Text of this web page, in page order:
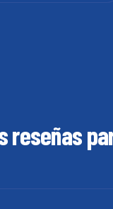
reseñas